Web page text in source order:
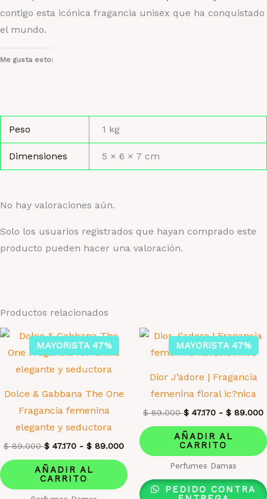
contigo esta icónica fragancia unisex que ha conquistado
el mundo.
Me gusta esto:
Peso 1 kg
Dimensiones 5 × 6 × 7 cm
No hay valoraciones aún.
Solo los usuarios registrados que hayan comprado este
producto pueden hacer una valoración.
Productos relacionados
MAYORISTA 47%
Dolce & Gabbana The One
Fragancia femenina
elegante y seductora
$89.000 $ 47.170 - $ 89.000
AÑADIR AL
CARRITO
MAYORISTA 47%
Dior J’adore | Fragancia
femenina floral ic?nica
$89.000 $ 47.170 - $ 89.000
AÑADIR AL
CARRITO
Perfumes Damas
PEDIDO CONTRA